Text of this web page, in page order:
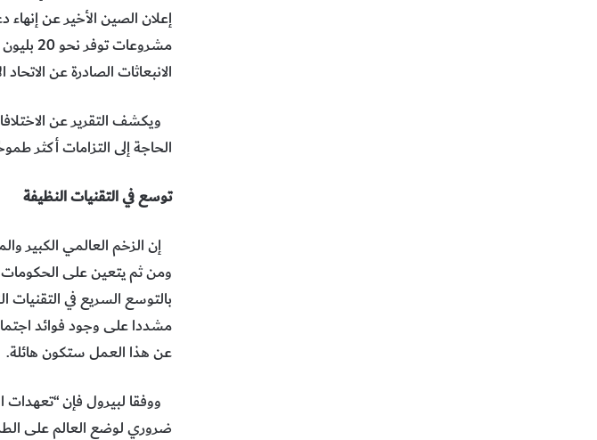
إعلان الصين الأخير عن
الانبعاثات الصادرة عن
الحاجة إلى التزامات أكثر
توسع في التقنيات النظيفة
إن الزخم العالمي الكبير
بالتوسع السريع في التقنيات
مشددا على وجود فوائد
عن هذا العمل ستكون هائلة.